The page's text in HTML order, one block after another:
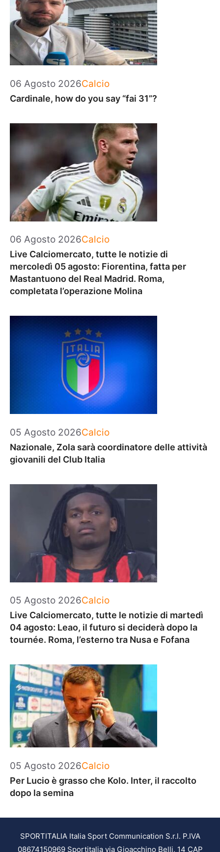
06 Agosto 2026Categorie
Calcio
Cardinale, how do you say “fai 31”?
06 Agosto 2026Categorie
Calcio
Live Calciomercato, tutte le notizie di
mercoledì 05 agosto: Fiorentina, fatta per
Mastantuono del Real Madrid. Roma,
completata l’operazione Molina
05 Agosto 2026Categorie
Calcio
Nazionale, Zola sarà coordinatore delle attività
giovanili del Club Italia
05 Agosto 2026Categorie
Calcio
Live Calciomercato, tutte le notizie di martedì
04 agosto: Leao, il futuro si deciderà dopo la
tournée. Roma, l’esterno tra Nusa e Fofana
05 Agosto 2026Categorie
Calcio
Per Lucio è grasso che Kolo. Inter, il raccolto
dopo la semina
SPORTITALIA Italia Sport Communication S.r.l. P.IVA
08674150969 Sportitalia via Gioacchino Belli, 14 CAP